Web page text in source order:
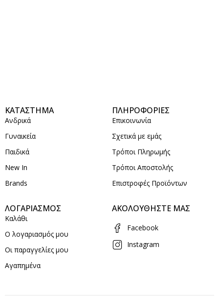
ΚΑΤΑΣΤΗΜΑ
Ανδρικά
Γυναικεία
Παιδικά
New In
Brands
ΠΛΗΡΟΦΟΡΙΕΣ
Επικοινωνία
Σχετικά με εμάς
Τρόποι Πληρωμής
Τρόποι Αποστολής
Επιστροφές Προϊόντων
ΛΟΓΑΡΙΑΣΜΟΣ
Καλάθι
Ο λογαριασμός μου
Οι παραγγελίες μου
Αγαπημένα
ΑΚΟΛΟΥΘΗΣΤΕ ΜΑΣ
Facebook
Instagram